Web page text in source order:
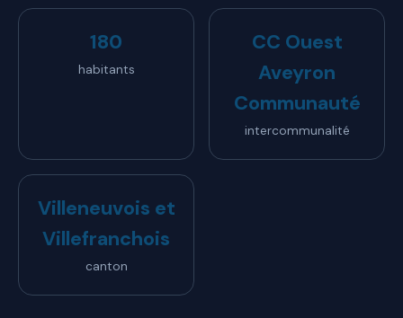
180
habitants
CC Ouest
Aveyron
Communauté
intercommunalité
Villeneuvois et
Villefranchois
canton